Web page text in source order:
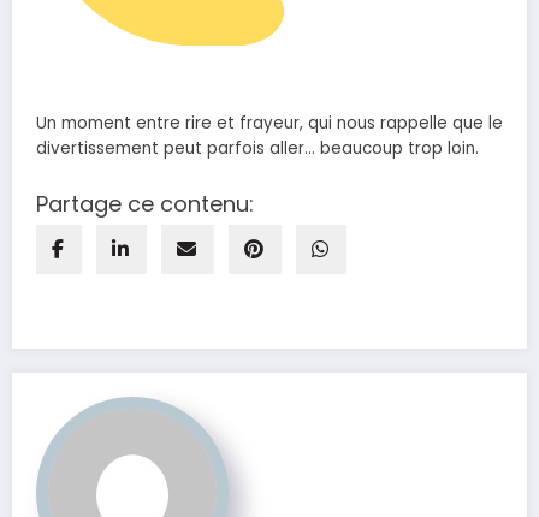
Un moment entre rire et frayeur, qui nous rappelle que le
divertissement peut parfois aller… beaucoup trop loin.
Partage ce contenu: